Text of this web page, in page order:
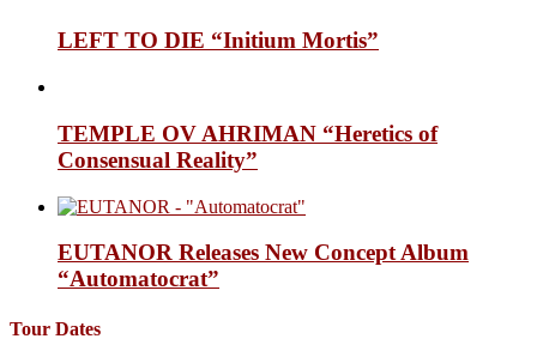
LEFT TO DIE “Initium Mortis”
TEMPLE OV AHRIMAN “Heretics of
Consensual Reality”
EUTANOR Releases New Concept Album
“Automatocrat”
Tour Dates